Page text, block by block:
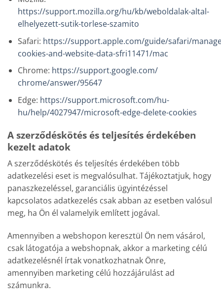
https://support.mozilla.org/hu/kb/weboldalak-altal-
elhelyezett-sutik-torlese-szamito
Safari: https://support.apple.com/guide/safari/
cookies-and-website-data-sfri11471/mac
Chrome: https://support.google.com/
chrome/answer/95647
Edge: https://support.microsoft.com/hu-
hu/help/4027947/microsoft-edge-delete-cookies
A szerződéskötés és teljesítés érdekében
kezelt adatok
A szerződéskötés és teljesítés érdekében több
adatkezelési eset is megvalósulhat. Tájékoztatjuk, hogy
panaszkezeléssel, garanciális ügyintézéssel
kapcsolatos adatkezelés csak abban az esetben valósul
meg, ha Ön él valamelyik említett jogával.
Amennyiben a webshopon keresztül Ön nem vásárol,
csak látogatója a webshopnak, akkor a marketing célú
adatkezelésnél írtak vonatkozhatnak Önre,
amennyiben marketing célú hozzájárulást ad
számunkra.